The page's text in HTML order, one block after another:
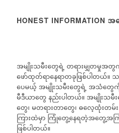
HONEST INFORMATION အ
အမျိုးသမီးတွေရဲ့ တရားမျှတမှုအတွ
ဖော်ထုတ်ရာနေရာတခုဖြစ်ပါတယ်။
ပေမယ့် အမျိုးသမီးတွေရဲ့ အသံတွေ
မီဒီယာတွေ နည်းပါတယ်။ အမျိုးသ
တွေ၊ မတရားတာတွေ၊ ဓလေ့ထုံးတ
ကြားထဲမှာ ကြုံတွေ့နေရတဲ့အတွေ့အကြုံ
ဖြစ်ပါတယ်။